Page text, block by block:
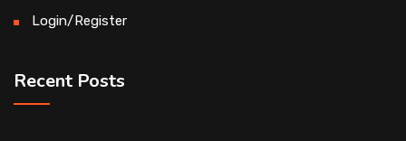
Login/Register
Recent Posts